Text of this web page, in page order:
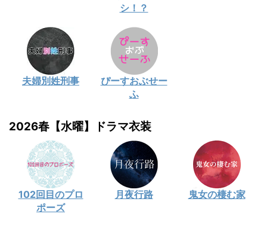
シ！？
夫婦別姓刑事
ぴーすおぶせー
ふ
2026春【水曜】ドラマ衣装
102回目のプロ
ポーズ
月夜行路 鬼女の棲む家